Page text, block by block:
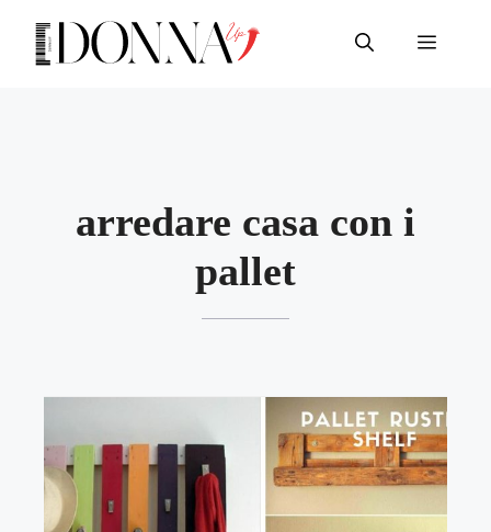
contenuto
Menu
arredare casa con i
pallet